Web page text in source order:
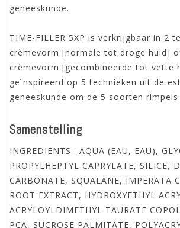
geneeskunde.
TIME-FILLER 5XP is verkrijgbaar in 2
crèmevorm [normale tot droge huid]
crèmevorm [gecombineerde tot vette
geïnspireerd op 5 technieken uit de
geneeskunde om de 5 soorten
Samenstelling
INGREDIENTS : AQUA (EAU, EAU),
PROPYLHEPTYL CAPRYLATE, SILICE,
CARBONATE, SQUALANE, IMPERATA
ROOT EXTRACT, HYDROXYETHYL
ACRYLOYLDIMETHYL TAURATE
PCA, SUCROSE PALMITATE,